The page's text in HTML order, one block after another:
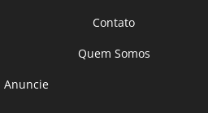
Contato
Quem Somos
Anuncie